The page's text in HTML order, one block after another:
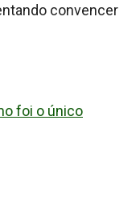
convencer
foi o único